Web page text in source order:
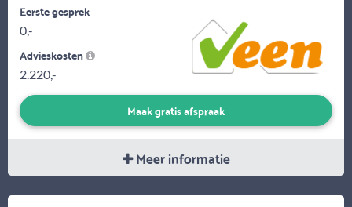
Eerste gesprek
0,-
Advieskosten
2.220,-
Maak gratis afspraak
Meer informatie